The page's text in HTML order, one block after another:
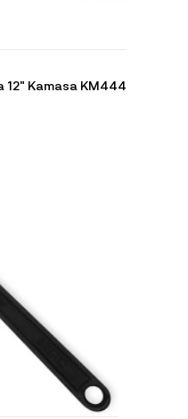
12" Kamasa KM444